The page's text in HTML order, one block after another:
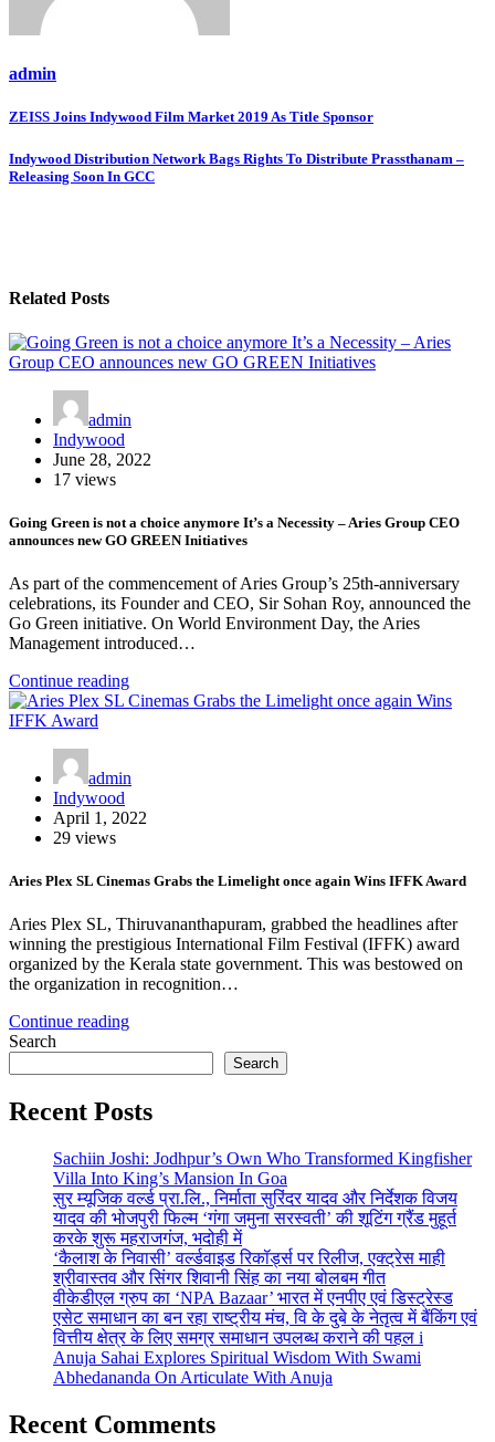
admin
Post
navigation
ZEISS Joins Indywood Film Market 2019 As Title Sponsor
Indywood Distribution Network Bags Rights To Distribute Prassthanam –
Releasing Soon In GCC
Related Posts
admin
Indywood
June 28, 2022
17 views
Going Green is not a choice anymore It’s a Necessity – Aries Group CEO
announces new GO GREEN Initiatives
As part of the commencement of Aries Group’s 25th-anniversary
celebrations, its Founder and CEO, Sir Sohan Roy, announced the
Go Green initiative. On World Environment Day, the Aries
Management introduced…
Continue reading
admin
Indywood
April 1, 2022
29 views
Aries Plex SL Cinemas Grabs the Limelight once again Wins IFFK Award
Aries Plex SL, Thiruvananthapuram, grabbed the headlines after
winning the prestigious International Film Festival (IFFK) award
organized by the Kerala state government. This was bestowed on
the organization in recognition…
Continue reading
Search
Search
Recent Posts
Sachiin Joshi: Jodhpur’s Own Who Transformed Kingfisher
Villa Into King’s Mansion In Goa
सुर म्यूजिक वर्ल्ड प्रा.लि., निर्माता सुरिंदर यादव और निर्देशक विजय
यादव की भोजपुरी फिल्म ‘गंगा जमुना सरस्वती’ की शूटिंग ग्रैंड मुहूर्त
करके शुरू महराजगंज, भदोही में
‘कैलाश के निवासी’ वर्ल्डवाइड रिकॉर्ड्स पर रिलीज, एक्ट्रेस माही
श्रीवास्तव और सिंगर शिवानी सिंह का नया बोलबम गीत
वीकेडीएल ग्रुप का ‘NPA Bazaar’ भारत में एनपीए एवं डिस्ट्रेस्ड
एसेट समाधान का बन रहा राष्ट्रीय मंच, वि के दुबे के नेतृत्व में बैंकिंग एवं
वित्तीय क्षेत्र के लिए समग्र समाधान उपलब्ध कराने की पहल i
Anuja Sahai Explores Spiritual Wisdom With Swami
Abhedananda On Articulate With Anuja
Recent Comments